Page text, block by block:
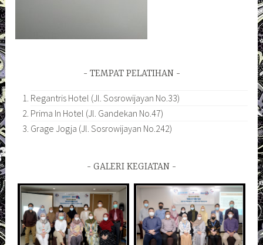
TEMPAT PELATIHAN
Regantris Hotel (Jl. Sosrowijayan No.33)
Prima In Hotel (Jl. Gandekan No.47)
Grage Jogja (Jl. Sosrowijayan No.242)
GALERI KEGIATAN